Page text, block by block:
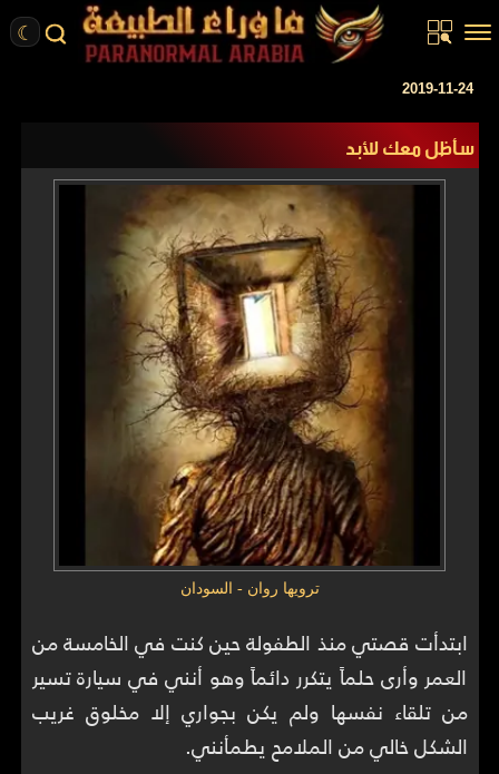
☾
الرئيسية
مقالات
قصص واقعية
2019-11-24
سأظل معك للأبد
ترويها روان - السودان
ابتدأت قصتي منذ الطفولة حين كنت في الخامسة من
العمر وأرى حلماً يتكرر دائماً وهو أنني في سيارة تسير
من تلقاء نفسها ولم يكن بجواري إلا مخلوق غريب
الشكل خالي من الملامح يطمأنني.